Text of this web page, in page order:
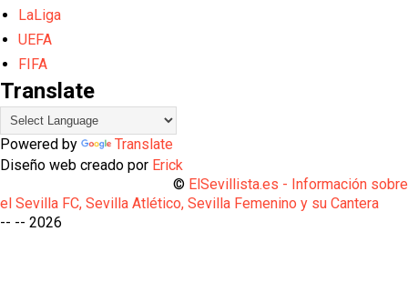
LaLiga
UEFA
FIFA
Translate
Powered by
Translate
Diseño web creado por Erick
© ElSevillista.es - Información sobre
el Sevilla FC, Sevilla Atlético, Sevilla Femenino y su Cantera
-- -- 2026